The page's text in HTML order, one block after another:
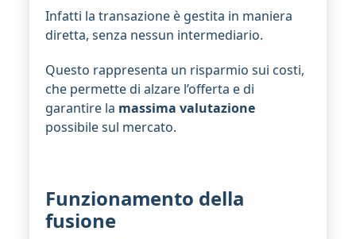
Infatti la transazione è gestita in maniera
diretta, senza nessun intermediario.
Questo rappresenta un risparmio sui costi,
che permette di alzare l’offerta e di
garantire la massima valutazione
possibile sul mercato.
Funzionamento della
fusione